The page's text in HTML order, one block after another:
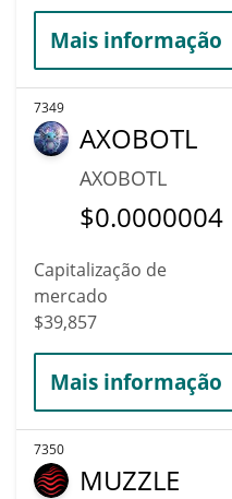
Mais informação
7349
AXOBOTL
AXOBOTL
$0.0000004
Capitalização de
mercado
$39,857
Mais informação
7350
MUZZLE